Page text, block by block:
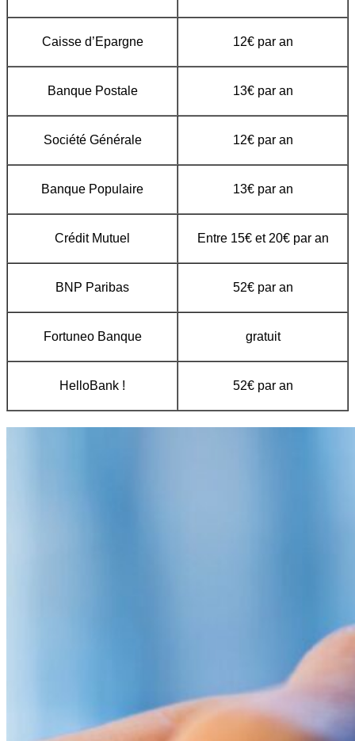
Caisse d’Epargne 12€ par an
Banque Postale 13€ par an
Société Générale 12€ par an
Banque Populaire 13€ par an
Crédit Mutuel Entre 15€ et 20€ par an
BNP Paribas 52€ par an
Fortuneo Banque gratuit
HelloBank ! 52€ par an